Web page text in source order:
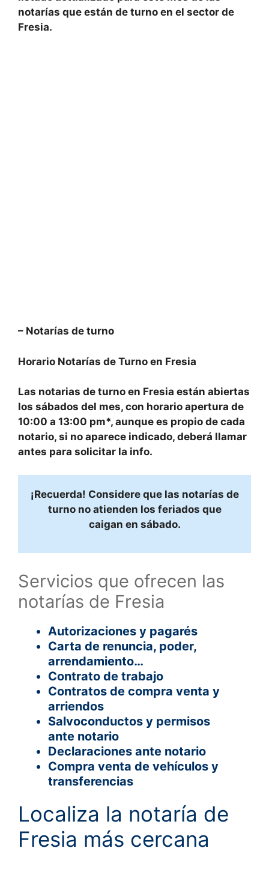
notarías que están de turno en el sector de
Fresia.
– Notarías de turno
Horario Notarías de Turno en Fresia
Las notarias de turno en Fresia están abiertas
los sábados del mes, con horario apertura de
10:00 a 13:00 pm*, aunque es propio de cada
notario, si no aparece indicado, deberá llamar
antes para solicitar la info.
¡Recuerda! Considere que las notarías de
turno no atienden los feriados que
caigan en sábado.
Servicios que ofrecen las
notarías de Fresia
Autorizaciones y pagarés
Carta de renuncia, poder,
arrendamiento…
Contrato de trabajo
Contratos de compra venta y
arriendos
Salvoconductos y permisos
ante notario
Declaraciones ante notario
Compra venta de vehículos y
transferencias
Localiza la notaría de
Fresia más cercana